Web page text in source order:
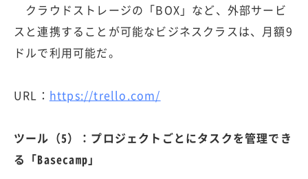
クラウドストレージの「BOX」など、外部サービ
スと連携することが可能なビジネスクラスは、月額9
ドルで利用可能だ。
URL： https://trello.com/
ツール（5）：プロジェクトごとにタスクを管理でき
る「Basecamp」